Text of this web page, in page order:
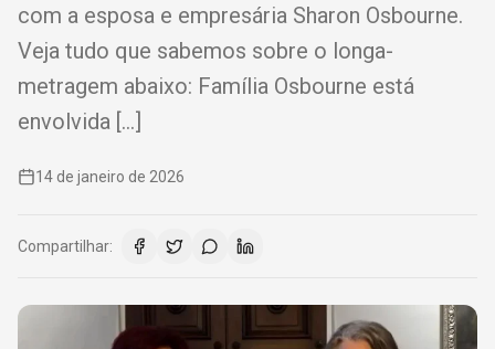
com a esposa e empresária Sharon Osbourne.
Veja tudo que sabemos sobre o longa-
metragem abaixo: Família Osbourne está
envolvida […]
14 de janeiro de 2026
Compartilhar: